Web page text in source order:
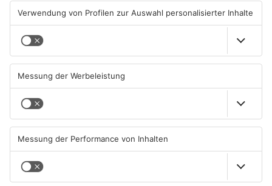
Gewässer im Primaveraland
leiden unter Trockenheit
04.08.2026, 15:07 UHR IN
Kliniken im Primaveraland
melden mehr Patienten
04.08.2026, 07:50 UHR IN